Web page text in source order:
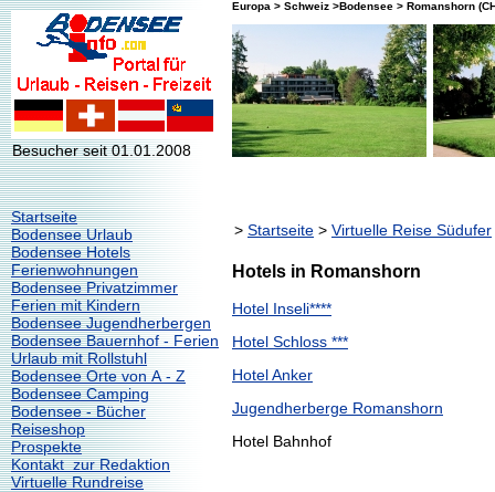
Besucher seit 01.01.2008
Startseite
Bodensee Urlaub
Bodensee Hotels
Ferienwohnungen
Bodensee Privatzimmer
Ferien mit Kindern
Bodensee Jugendherbergen
Bodensee Bauernhof - Ferien
Urlaub mit Rollstuhl
Bodensee Orte von A - Z
Bodensee Camping
Bodensee - Bücher
Reiseshop
Prospekte
Kontakt zur Redaktion
Virtuelle Rundreise
Europa > Schweiz >Bodensee > Romanshorn
> Startseite > Virtuelle Reise Südufer
Hotels in Romanshorn
Hotel Inseli****
Hotel Schloss ***
Hotel Anker
Jugendherberge Romanshorn
Hotel Bahnhof